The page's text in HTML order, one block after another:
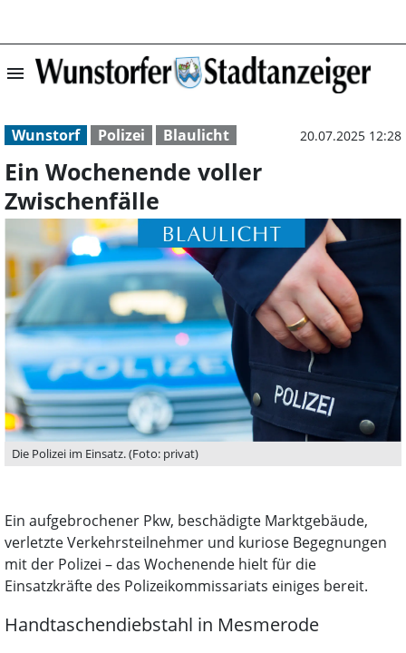
menu Ein
Wunstorf Polizei Blaulicht 20.07.2025 12:28
Ein Wochenende voller
Zwischenfälle
Die Polizei im Einsatz. (Foto: privat)
Ein aufgebrochener Pkw, beschädigte Marktgebäude,
verletzte Verkehrsteilnehmer und kuriose Begegnungen
mit der Polizei – das Wochenende hielt für die
Einsatzkräfte des Polizeikommissariats einiges bereit.
Handtaschendiebstahl in Mesmerode